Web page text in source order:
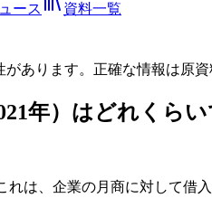
ース
資料一覧
あります。正確な情報は原
年）はどれくらい
れは、企業の月商に対して